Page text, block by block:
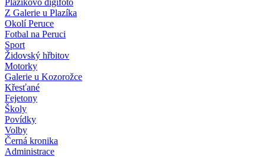
Z Galerie u Plazíka
Okolí Peruce
Fotbal na Peruci
Sport
Židovský hřbitov
Motorky
Galerie u Kozorožce
Křesťané
Fejetony
Školy
Povídky
Volby
Černá kronika
Administrace